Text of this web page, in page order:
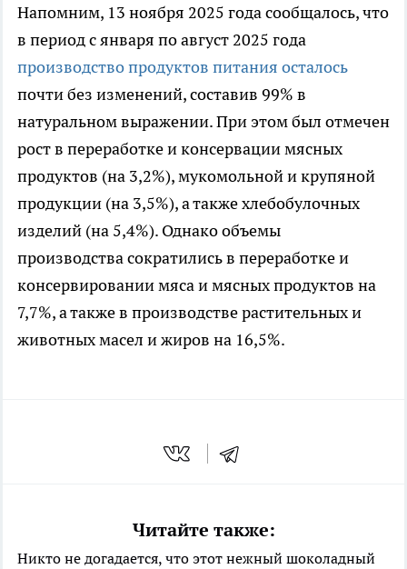
Напомним, 13 ноября 2025 года сообщалось, что
в период с января по август 2025 года
производство продуктов питания осталось
почти без изменений, составив 99% в
натуральном выражении. При этом был отмечен
рост в переработке и консервации мясных
продуктов (на 3,2%), мукомольной и крупяной
продукции (на 3,5%), а также хлебобулочных
изделий (на 5,4%). Однако объемы
производства сократились в переработке и
консервировании мяса и мясных продуктов на
7,7%, а также в производстве растительных и
животных масел и жиров на 16,5%.
Читайте также:
Никто не догадается, что этот нежный шоколадный